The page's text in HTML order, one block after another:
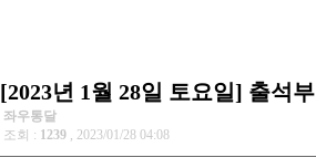
[2023년 1월 28일 토요일] 출석부
좌우통달
조회 : 1239 , 2023/01/28 04:08